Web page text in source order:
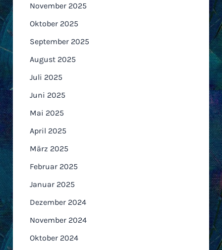
November 2025
Oktober 2025
September 2025
August 2025
Juli 2025
Juni 2025
Mai 2025
April 2025
März 2025
Februar 2025
Januar 2025
Dezember 2024
November 2024
Oktober 2024